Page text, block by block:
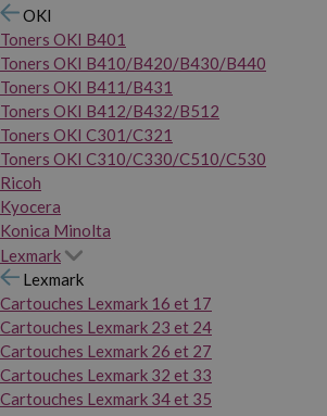
OKI
Toners OKI B401
Toners OKI B410/B420/B430/B440
Toners OKI B411/B431
Toners OKI B412/B432/B512
Toners OKI C301/C321
Toners OKI C310/C330/C510/C530
Ricoh
Kyocera
Konica Minolta
Lexmark
Lexmark
Cartouches Lexmark 16 et 17
Cartouches Lexmark 23 et 24
Cartouches Lexmark 26 et 27
Cartouches Lexmark 32 et 33
Cartouches Lexmark 34 et 35